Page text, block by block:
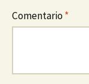
Comentario*